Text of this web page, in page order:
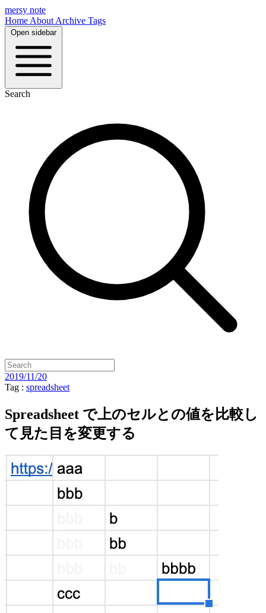
mersy note
Home About Archive Tags
Open sidebar
Search
2019/11/20
Tag : spreadsheet
Spreadsheet で上のセルとの値を比較し
て見た目を変更する